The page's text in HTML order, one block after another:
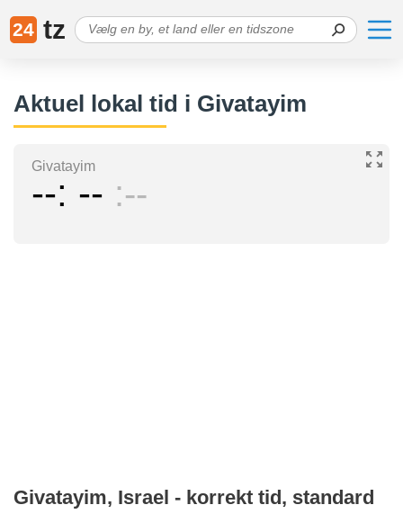
24 tz
Aktuel lokal tid i Givatayim
Givatayim
-- -- --
Givatayim, Israel - korrekt tid, standard